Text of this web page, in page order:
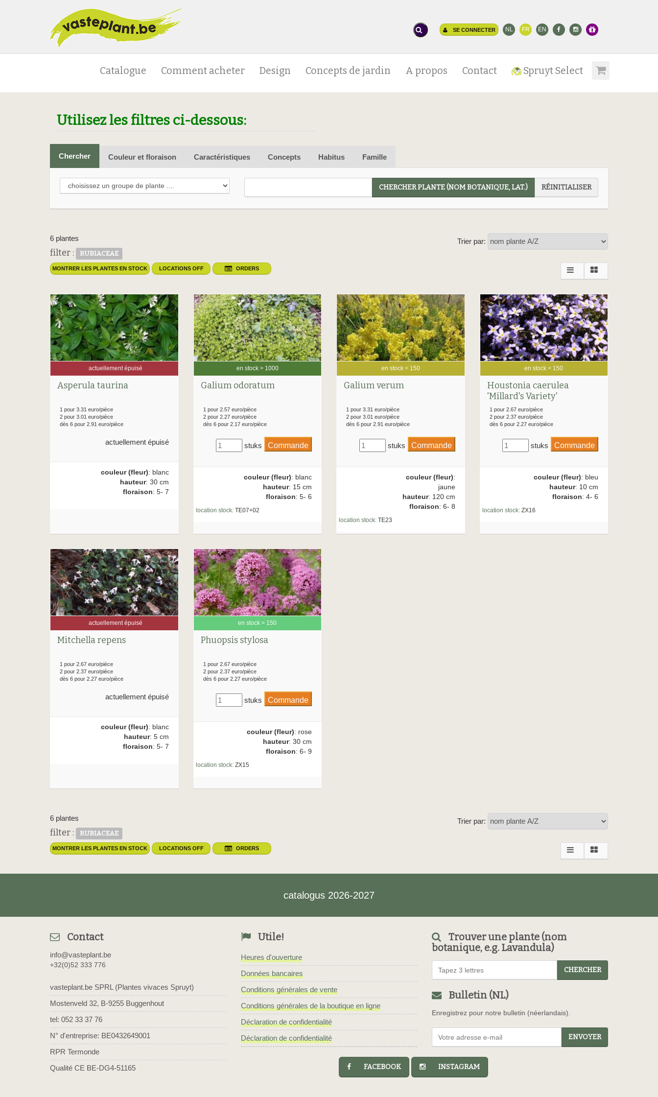
SE CONNECTER NL FR EN
Catalogue Comment acheter Design Concepts de jardin A propos Contact Spruyt Select
Utilisez les filtres ci-dessous:
Chercher Couleur et floraison Caractéristiques Concepts Habitus Famille
CHERCHER PLANTE (NOM BOTANIQUE, LAT.) RÉINITIALISER
6 plantes
filter : RUBIACEAE
Trier par:
MONTRER LES PLANTES EN STOCK LOCATIONS OFF ORDERS
actuellement épuisé
Asperula taurina
1 pour 3.31 euro/pièce
2 pour 3.01 euro/pièce
dès 6 pour 2.91 euro/pièce
actuellement épuisé
couleur (fleur): blanc
hauteur: 30 cm
floraison: 5- 7
en stock > 1000
Galium odoratum
1 pour 2.57 euro/pièce
2 pour 2.27 euro/pièce
dès 6 pour 2.17 euro/pièce
stuks
couleur (fleur): blanc
hauteur: 15 cm
floraison: 5- 6
location stock:TE07+02
en stock < 150
Galium verum
1 pour 3.31 euro/pièce
2 pour 3.01 euro/pièce
dès 6 pour 2.91 euro/pièce
stuks
couleur (fleur):
jaune
hauteur: 120 cm
floraison: 6- 8
location stock: TE23
en stock < 150
Houstonia caerulea
'Millard's Variety'
1 pour 2.67 euro/pièce
2 pour 2.37 euro/pièce
dès 6 pour 2.27 euro/pièce
stuks
couleur (fleur): bleu
hauteur: 10 cm
floraison: 4- 6
location stock:ZX16
actuellement épuisé
Mitchella repens
1 pour 2.67 euro/pièce
2 pour 2.37 euro/pièce
dès 6 pour 2.27 euro/pièce
actuellement épuisé
couleur (fleur): blanc
hauteur: 5 cm
floraison: 5- 7
en stock > 150
Phuopsis stylosa
1 pour 2.67 euro/pièce
2 pour 2.37 euro/pièce
dès 6 pour 2.27 euro/pièce
stuks
couleur (fleur): rose
hauteur: 30 cm
floraison: 6- 9
location stock:ZX15
6 plantes
filter : RUBIACEAE
Trier par:
MONTRER LES PLANTES EN STOCK LOCATIONS OFF ORDERS
catalogus 2026-2027
Contact
info@vasteplant.be
+32(0)52 333 776
vasteplant.be SPRL (Plantes vivaces Spruyt)
Mostenveld 32, B-9255 Buggenhout
tel: 052 33 37 76
N° d'entreprise: BE0432649001
RPR Termonde
Qualité CE BE-DG4-51165
Utile!
Heures d'ouverture
Données bancaires
Conditions générales de vente
Conditions générales de la boutique en ligne
Déclaration de confidentialité
Déclaration de confidentialité
Trouver une plante (nom
botanique, e.g. Lavandula)
CHERCHER
Bulletin (NL)
Enregistrez pour notre bulletin (néerlandais).
ENVOYER
FACEBOOK INSTAGRAM